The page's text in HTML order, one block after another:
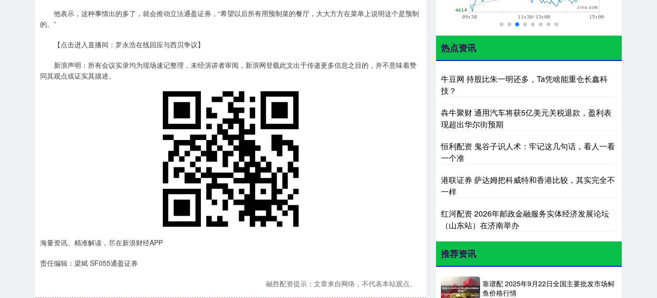
他表示，这种事情出的多了，就会推动立法通盈证券，“希望以后所有用预制菜的餐厅，大大方方在菜单上说明这个是预制
的。”
【点击进入直播间：罗永浩在线回应与西贝争议】
新浪声明：所有会议实录均为现场速记整理，未经演讲者审阅，新浪网登载此文出于传递更多信息之目的，并不意味着赞
同其观点或证实其描述。
海量资讯、精准解读，尽在新浪财经APP
责任编辑：梁斌 SF055通盈证券
融胜配资提示：文章来自网络，不代表本站观点。
热点资讯
牛豆网 持股比朱一明还多，Ta凭啥能重仓长鑫科
技？
犇牛聚财 通用汽车将获5亿美元关税退款，盈利表
现超出华尔街预期
恒利配资 鬼谷子识人术：牢记这几句话，看人一看
一个准
港联证券 萨达姆把科威特和香港比较，其实完全不
一样
红河配资 2026年邮政金融服务实体经济发展论坛
（山东站）在济南举办
推荐资讯
靠谱配 2025年9月22日全国主要批发市场鲟
鱼价格行情